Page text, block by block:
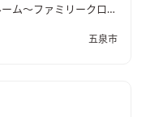
ム～ファミリークロー
にもご主人様の３帖書
ターなど、家族みんな
五泉市